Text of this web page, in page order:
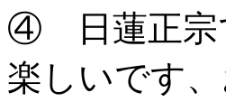
④ 日蓮正宗
楽しいです